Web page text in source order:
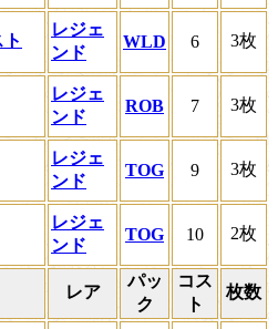
レジェ
ンド
WLD 6 3枚
レジェ
ンド
ROB 7 3枚
レジェ
ンド
TOG 9 3枚
レジェ
ンド
TOG 10 2枚
レア
パッ
ク
コス
ト
枚数